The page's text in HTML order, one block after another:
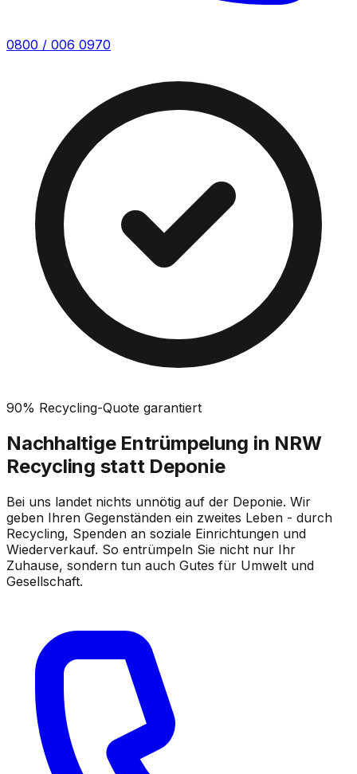
0800 / 006 0970
90% Recycling-Quote garantiert
Nachhaltige Entrümpelung in NRW
Recycling statt Deponie
Bei uns landet nichts unnötig auf der Deponie. Wir
geben Ihren Gegenständen ein zweites Leben - durch
Recycling, Spenden an soziale Einrichtungen und
Wiederverkauf. So entrümpeln Sie nicht nur Ihr
Zuhause, sondern tun auch Gutes für Umwelt und
Gesellschaft.